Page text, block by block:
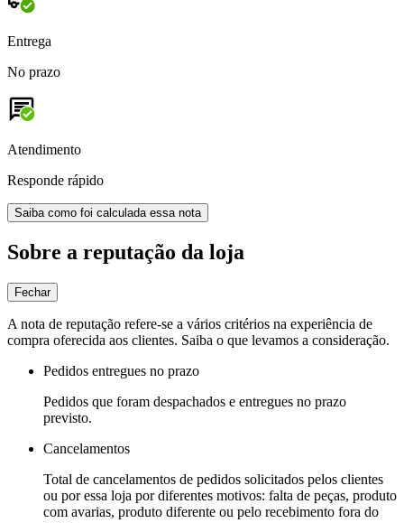
Entrega
No prazo
Atendimento
Responde rápido
Saiba como foi calculada essa nota
Sobre a reputação da loja
Fechar
A nota de reputação refere-se a vários critérios na experiência de
compra oferecida aos clientes. Saiba o que levamos a consideração.
Pedidos entregues no prazo
Pedidos que foram despachados e entregues no prazo
previsto.
Cancelamentos
Total de cancelamentos de pedidos solicitados pelos clientes
ou por essa loja por diferentes motivos: falta de peças, produto
com avarias, produto diferente ou pelo recebimento fora do